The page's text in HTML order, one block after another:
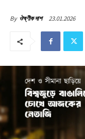
By ঔষ্ণীক দাশ 23.01.2026